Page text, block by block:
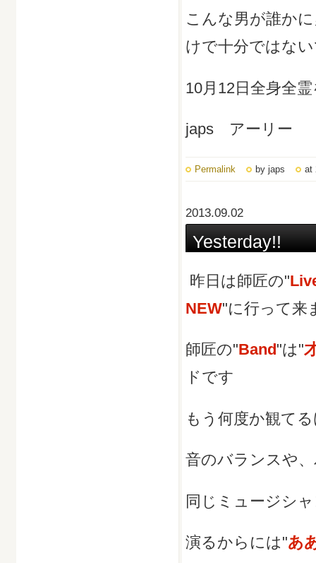
こんな男が誰か
けで十分ではな
10月12日全身全
japs アーリー
Permalink by japs at
2013.09.02
Yesterday!!
昨日は師匠の"
NEW"に行って来
師匠の"Band"は"
ドです
もう何度か観て
音のバランスや
同じミュージシ
演るからには"あ